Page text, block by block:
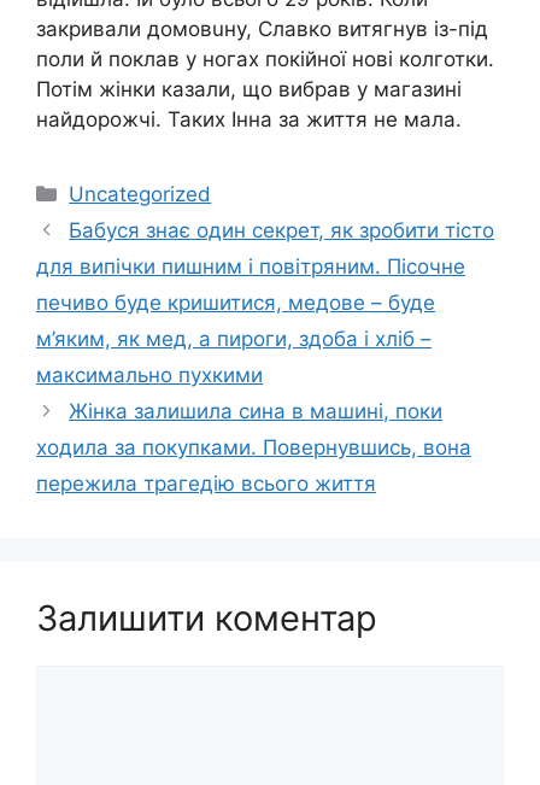
закривали дoмoвuну, Славко витягнув із-під
поли й поклав у ногах покiйної нові колготки.
Потім жінки казали, що вибрав у магазині
найдорожчі. Таких Інна за життя не мала.
Категорії
Uncategorized
Бабуся знає один секрет, як зробити тісто
для випічки пишним і повітряним. Пісочне
печиво буде кришитися, медове – буде
м’яким, як мед, а пироги, здоба і хліб –
максимально пухкими
Жінка залишила сина в машині, поки
ходила за покупками. Повернувшись, вона
пережила тpaгeдію всього життя
Залишити коментар